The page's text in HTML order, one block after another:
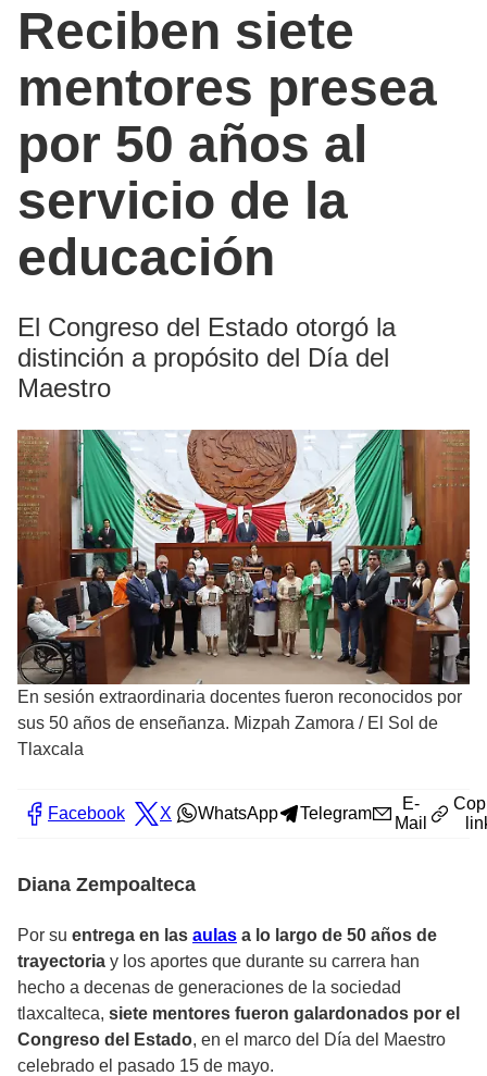
Reciben siete
mentores presea
por 50 años al
servicio de la
educación
El Congreso del Estado otorgó la
distinción a propósito del Día del
Maestro
En sesión extraordinaria docentes fueron reconocidos por
sus 50 años de enseñanza. Mizpah Zamora / El Sol de
Tlaxcala
Facebook X WhatsApp Telegram
E-
Mail
Diana Zempoalteca
Por su entrega en las aulas a lo largo de 50 años de
trayectoria y los aportes que durante su carrera han
hecho a decenas de generaciones de la sociedad
tlaxcalteca, siete mentores fueron galardonados por el
Congreso del Estado, en el marco del Día del Maestro
celebrado el pasado 15 de mayo.